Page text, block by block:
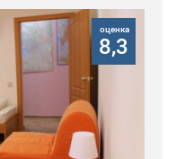
оценка
8,3